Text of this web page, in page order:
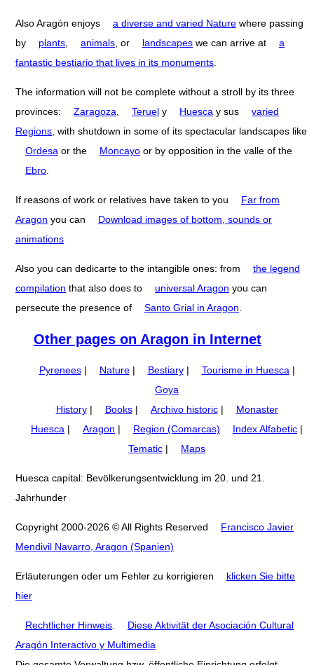
Also Aragón enjoys a diverse and varied Nature where passing
by
plants animals , or landscapes we can arrive at
a
fantastic bestiario that lives in its monuments
The information will not be complete without a stroll by its three
provinces:
Zaragoza Teruel y Huesca y sus
varied
Regions , with shutdown in some of its spectacular landscapes like
Ordesa or the Moncayo or by opposition in the valle of the
Ebro
If reasons of work or relatives have taken to you
Far from
Aragon you can
Download images of bottom, sounds or
animations
Also you can dedicarte to the intangible ones: from
the legend
compilation that also does to universal Aragon you can
persecute the presence of
Santo Grial in Aragon
Other pages on Aragon in Internet
Pyrenees| Nature| Bestiary| Tourisme in Huesca |
Goya
History| Books| Archivo historic|
Monaster
Huesca | Aragon | Region (Comarcas) Index Alfabetic |
Tematic | Maps
Huesca capital: Bevölkerungsentwicklung im 20. und 21.
Jahrhunder
Copyright 2000-2026 © All Rights Reserved
Francisco Javier
Mendivil Navarro, Aragon (Spanien)
Erläuterungen oder um Fehler zu korrigieren
klicken Sie bitte
hier
Rechtlicher Hinweis
Diese Aktivität der Asociación Cultural
Aragón Interactivo y Multimedia